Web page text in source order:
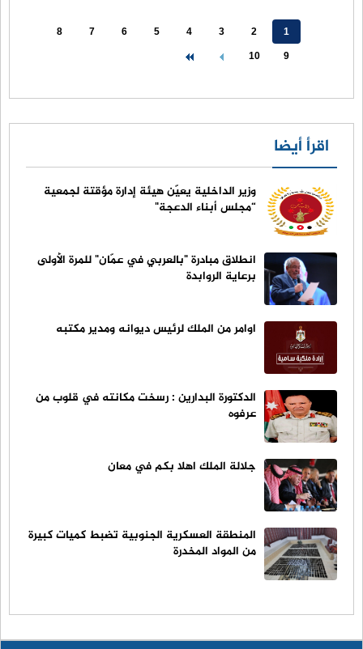
1
2
3
4
5
6
7
8
9
10
اقرأ أيضا
وزير الداخلية يعيّن هيئة إدارة مؤقتة لجمعية
“مجلس أبناء الدعجة"
انطلاق مبادرة "بالعربي في عمّان" للمرة الأولى
برعاية الروابدة
اوامر من الملك لرئيس ديوانه ومدير مكتبه
الدكتورة البدارين : رسخت مكانته في قلوب من
عرفوه
جلالة الملك اهلا بكم في معان
المنطقة العسكرية الجنوبية تضبط كميات كبيرة
من المواد المخدرة